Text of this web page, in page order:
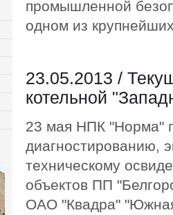
промышленной
одном из
23.05.2013 /
котельной
23 мая НПК "Норма"
диагностированию,
техническому
объектов ПП
ОАО "Квадра"